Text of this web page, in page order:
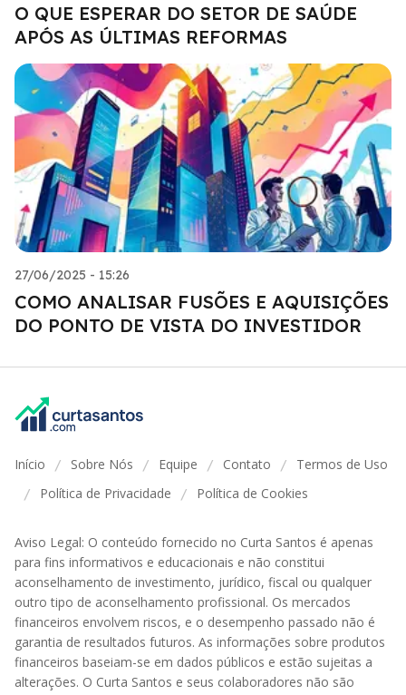
O QUE ESPERAR DO SETOR DE SAÚDE
APÓS AS ÚLTIMAS REFORMAS
27/06/2025 - 15:26
COMO ANALISAR FUSÕES E AQUISIÇÕES
DO PONTO DE VISTA DO INVESTIDOR
Início / Sobre Nós / Equipe / Contato / Termos de Uso
/ Política de Privacidade / Política de Cookies
Aviso Legal: O conteúdo fornecido no Curta Santos é apenas
para fins informativos e educacionais e não constitui
aconselhamento de investimento, jurídico, fiscal ou qualquer
outro tipo de aconselhamento profissional. Os mercados
financeiros envolvem riscos, e o desempenho passado não é
garantia de resultados futuros. As informações sobre produtos
financeiros baseiam-se em dados públicos e estão sujeitas a
alterações. O Curta Santos e seus colaboradores não são